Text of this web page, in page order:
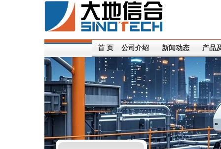
首 页 公司介绍 新闻动态 产品